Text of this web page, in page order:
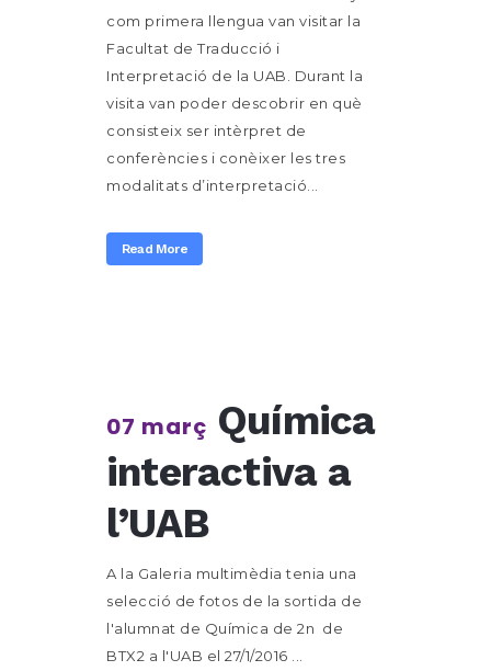
com primera llengua van visitar la
Facultat de Traducció i
Interpretació de la UAB. Durant la
visita van poder descobrir en què
consisteix ser intèrpret de
conferències i conèixer les tres
modalitats d’interpretació...
Read More
07 març Química
interactiva a
l’UAB
A la Galeria multimèdia tenia una
selecció de fotos de la sortida de
l'alumnat de Química de 2n de
BTX2 a l'UAB el 27/1/2016 ...